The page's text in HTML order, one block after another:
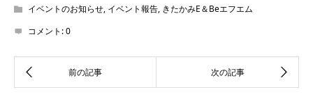
イベントのお知らせ, イベント報告, きたかみE＆Beエフエム
コメント:0